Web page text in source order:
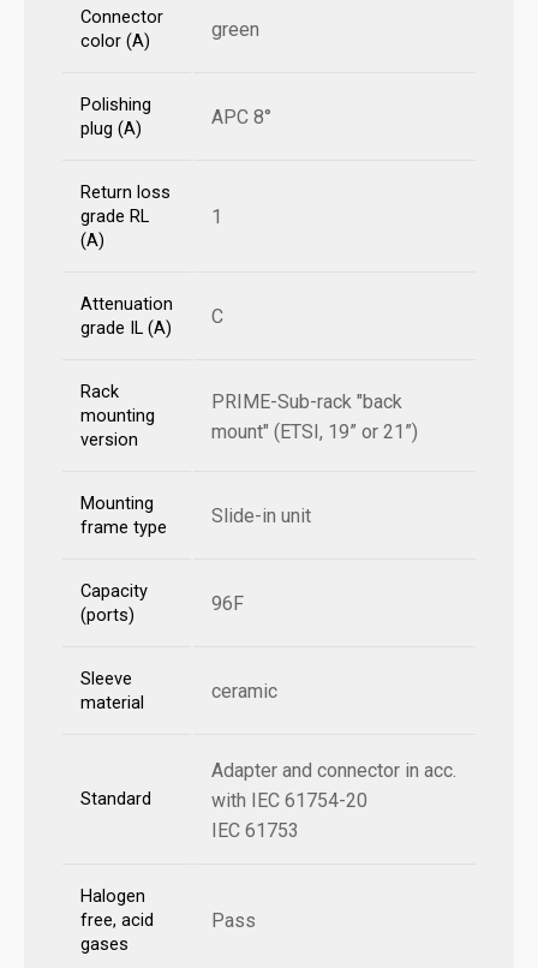
Connector
color (A)
green
Polishing
plug (A)
APC 8°
Return loss
grade RL
(A)
1
Attenuation
grade IL (A)
C
Rack
mounting
version
PRIME-Sub-rack "back
mount" (ETSI, 19” or 21”)
Mounting
frame type
Slide-in unit
Capacity
(ports)
96F
Sleeve
material
ceramic
Standard
Adapter and connector in acc.
with IEC 61754-20
IEC 61753
Halogen
free, acid
gases
Pass